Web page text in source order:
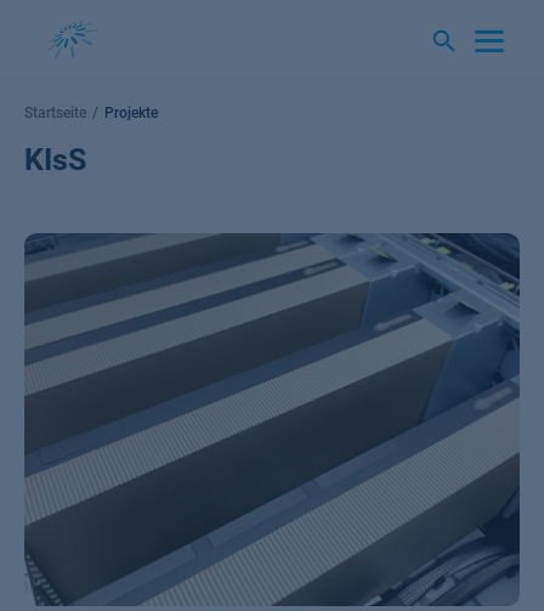
Startseite Projekte
KIsS